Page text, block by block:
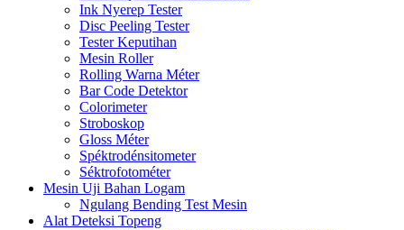
Ink Nyerep Tester
Disc Peeling Tester
Tester Keputihan
Mesin Roller
Rolling Warna Méter
Bar Code Detektor
Colorimeter
Stroboskop
Gloss Méter
Spéktrodénsitometer
Séktrofotométer
Mesin Uji Bahan Logam
Ngulang Bending Test Mesin
Alat Deteksi Topeng